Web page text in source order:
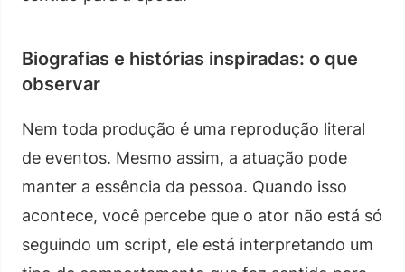
Biografias e histórias inspiradas: o que
observar
Nem toda produção é uma reprodução literal
de eventos. Mesmo assim, a atuação pode
manter a essência da pessoa. Quando isso
acontece, você percebe que o ator não está só
seguindo um script, ele está interpretando um